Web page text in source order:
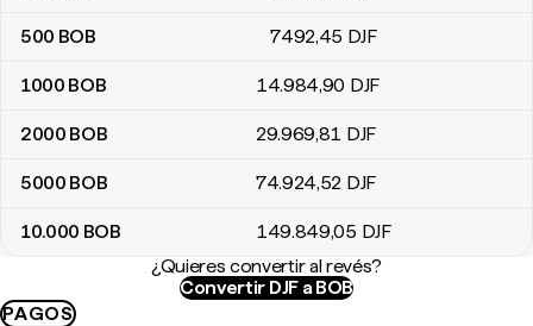
500 BOB 7492,45 DJF
1000 BOB 14.984,90 DJF
2000 BOB 29.969,81 DJF
5000 BOB 74.924,52 DJF
10.000 BOB 149.849,05 DJF
¿Quieres convertir al revés?
Convertir DJF a BOB
PAGOS